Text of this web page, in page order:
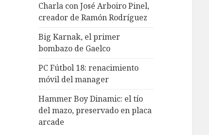
Charla con José Arboiro Pinel,
creador de Ramón Rodríguez
Big Karnak, el primer
bombazo de Gaelco
PC Fútbol 18: renacimiento
móvil del manager
Hammer Boy Dinamic: el tío
del mazo, preservado en placa
arcade